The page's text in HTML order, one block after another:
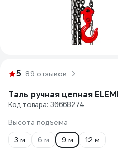
5 89 отзывов
Таль ручная цепная
Код товара: 36668274
Высота подъема
3 м
6 м 9 м
12 м